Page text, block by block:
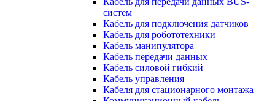
систем
Кабель для подключения датчиков
Кабель для робототехники
Кабель манипулятора
Кабель передачи данных
Кабель силовой гибкий
Кабель управления
Кабеля для стационарного монтажа